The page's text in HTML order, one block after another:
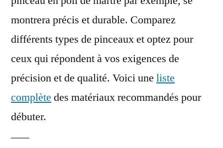
montrera précis et durable. Comparez
différents types de pinceaux et optez pour
ceux qui répondent à vos exigences de
précision et de qualité. Voici une liste
complète des matériaux recommandés pour
débuter.